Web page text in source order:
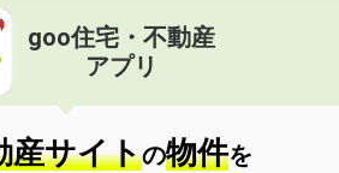
goo住宅・不動産
アプリ
産サイトの物件を